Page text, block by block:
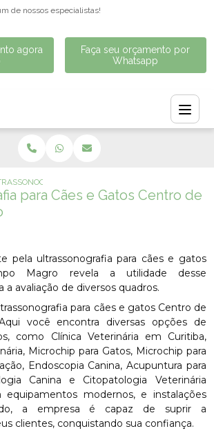
de nossos especialistas!
agora
Faça seu orçamento por
Whatsapp
PARA CÃES E GATOS CENTRO DE
para Cães e Gatos Centro de
pela ultrassonografia para cães e gatos
Magro revela a utilidade desse
avaliação de diversos quadros.
para cães e gatos Centro de
você encontra diversas opções de
como Clínica Veterinária em Curitiba,
Microchip para Gatos, Microchip para
Endoscopia Canina, Acupuntura para
Canina e Citopatologia Veterinária
equipamentos modernos, e instalações
a empresa é capaz de suprir a
clientes, conquistando sua confiança.